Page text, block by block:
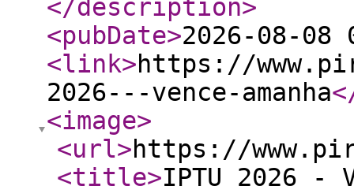
</description>
<pubDate>2026-08-08
<link>https://
2026---vence-amanha
<image>
<url>https://
<title>IPTU 2026 -